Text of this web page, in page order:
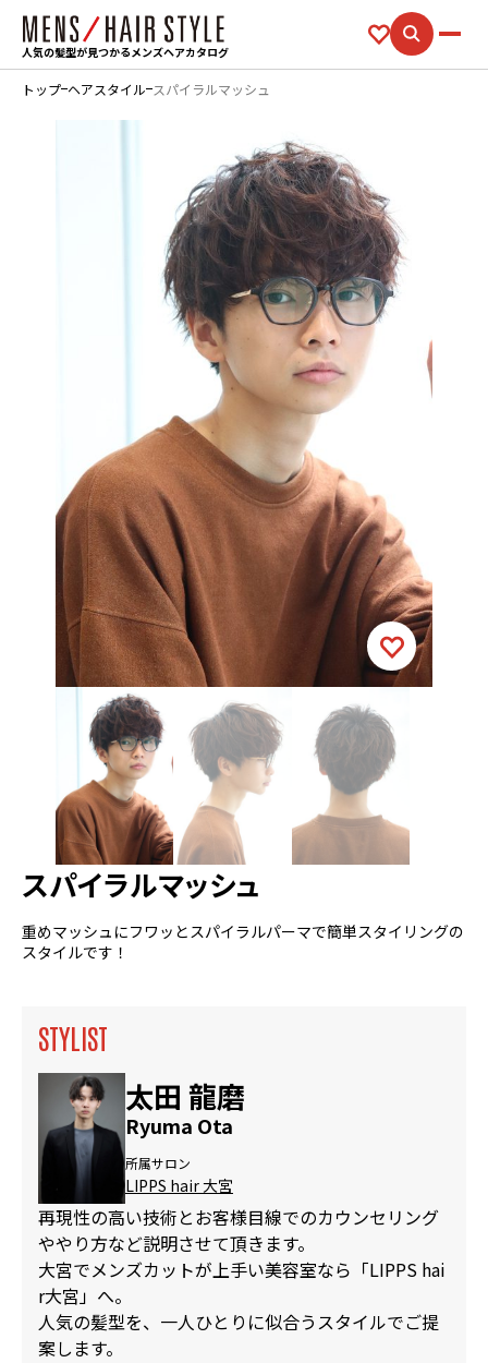
人気の髪型が見つかるメンズヘアカタログ
トップ ヘアスタイル スパイラルマッシュ
スパイラルマッシュ
重めマッシュにフワッとスパイラルパーマで簡単スタイリングの
スタイルです！
STYLIST
太田 龍磨
Ryuma Ota
所属サロン
LIPPS hair 大宮
再現性の高い技術とお客様目線でのカウンセリング
ややり方など説明させて頂きます。
大宮でメンズカットが上手い美容室なら「LIPPS hai
r大宮」へ。
人気の髪型を、一人ひとりに似合うスタイルでご提
案します。